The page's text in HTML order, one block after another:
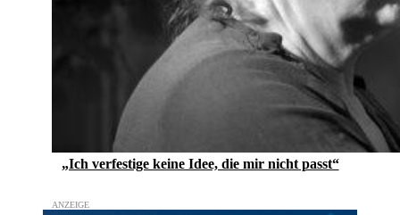
„Ich verfestige keine Idee, die mir nicht passt“